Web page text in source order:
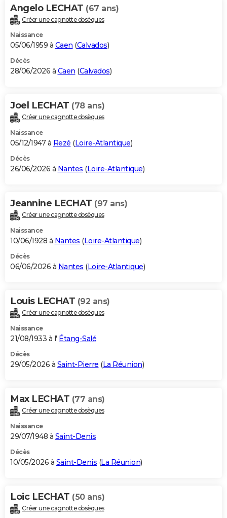
Angelo LECHAT (67 ans)
Créer une cagnotte obsèques
Naissance
05/06/1959 à Caen (Calvados)
Décès
28/06/2026 à Caen (Calvados)
Joel LECHAT (78 ans)
Créer une cagnotte obsèques
Naissance
05/12/1947 à Rezé (Loire-Atlantique)
Décès
26/06/2026 à Nantes (Loire-Atlantique)
Jeannine LECHAT (97 ans)
Créer une cagnotte obsèques
Naissance
10/06/1928 à Nantes (Loire-Atlantique)
Décès
06/06/2026 à Nantes (Loire-Atlantique)
Louis LECHAT (92 ans)
Créer une cagnotte obsèques
Naissance
21/08/1933 à l' Étang-Salé
Décès
29/05/2026 à Saint-Pierre (La Réunion)
Max LECHAT (77 ans)
Créer une cagnotte obsèques
Naissance
29/07/1948 à Saint-Denis
Décès
10/05/2026 à Saint-Denis (La Réunion)
Loic LECHAT (50 ans)
Créer une cagnotte obsèques